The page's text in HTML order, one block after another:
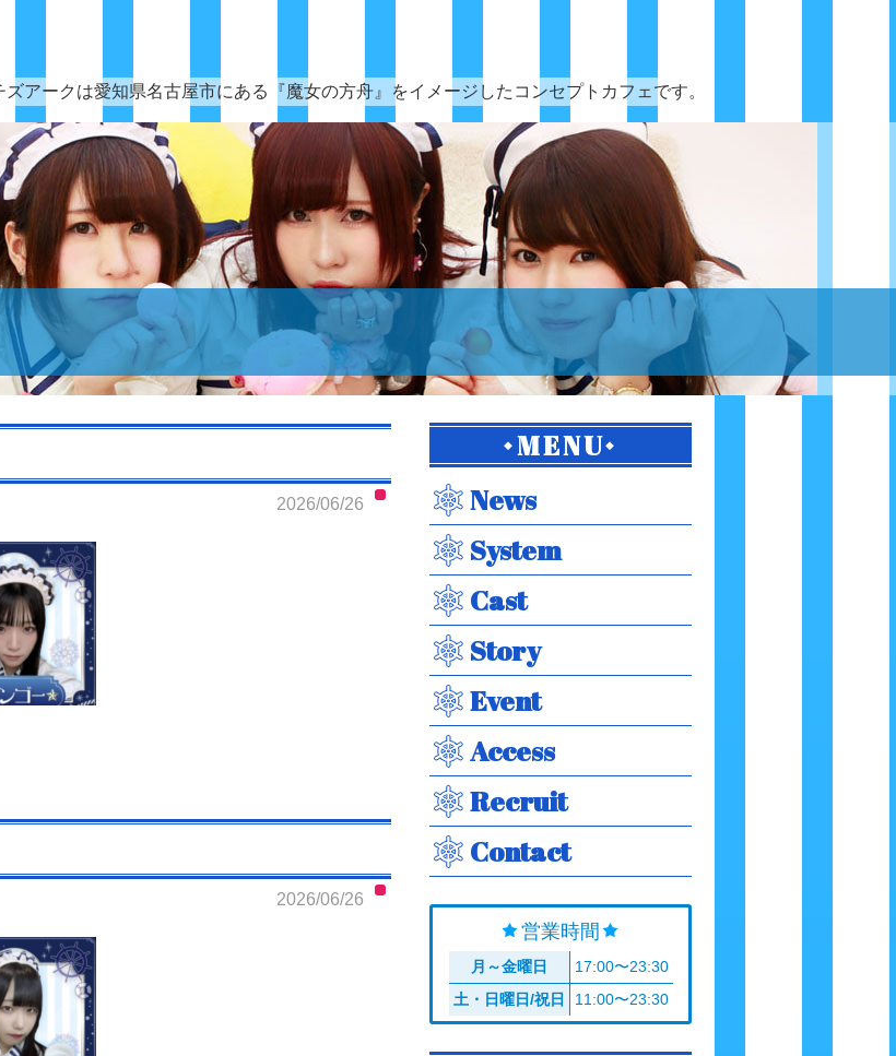
ズアークは愛知県名古屋市にある『魔女の方舟』をイメージしたコンセプトカフェです。
2026/06/26
2026/06/26
MENU
News
System
Cast
Story
Event
Access
Recruit
Contact
営業時間
月～金曜日
17:00〜23:30
土・日曜日/祝日
11:00〜23:30